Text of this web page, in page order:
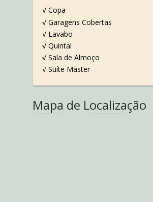
√ Copa
√ Garagens Cobertas
√ Lavabo
√ Quintal
√ Sala de Almoço
√ Suíte Master
Mapa de Localização